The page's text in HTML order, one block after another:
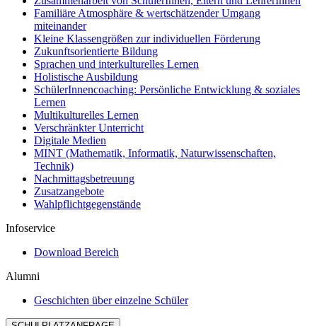
Familiäre Atmosphäre & wertschätzender Umgang
miteinander
Kleine Klassengrößen zur individuellen Förderung
Zukunftsorientierte Bildung
Sprachen und interkulturelles Lernen
Holistische Ausbildung
SchülerInnencoaching: Persönliche Entwicklung & soziales
Lernen
Multikulturelles Lernen
Verschränkter Unterricht
Digitale Medien
MINT (Mathematik, Informatik, Naturwissenschaften,
Technik)
Nachmittagsbetreuung
Zusatzangebote
Wahlpflichtgegenstände
Infoservice
Download Bereich
Alumni
Geschichten über einzelne Schüler